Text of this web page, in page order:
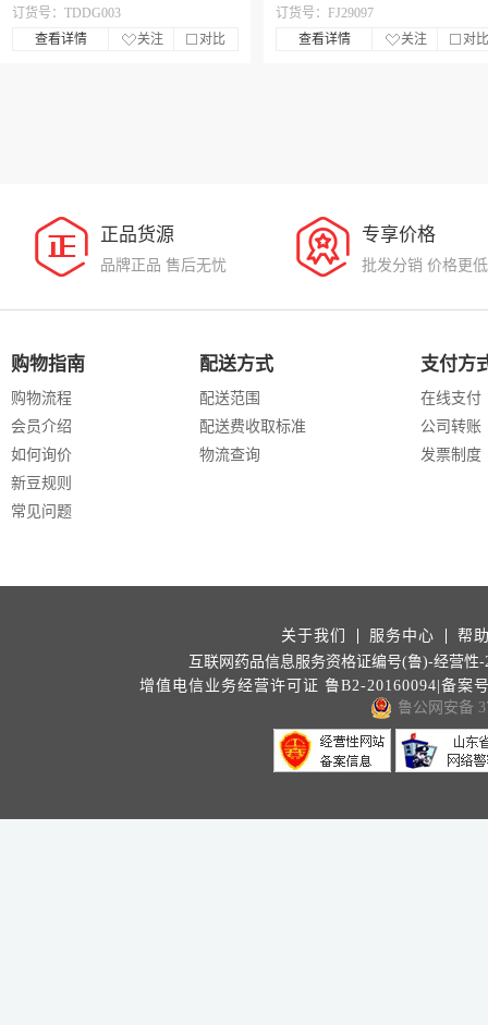
订货号：TDDG003
查看详情
关注 对比
订货号：FJ29097
查看详情
关注 对比
正品货源
品牌正品 售后无忧
专享价格
批发分销 价格更低
购物指南
购物流程
会员介绍
如何询价
新豆规则
常见问题
配送方式
配送范围
配送费收取标准
物流查询
支付方
在线支付
公司转账
发票制度
关于我们 服务中心
帮
互联网药品信息服务资格证编号(鲁)-经营性-
增值电信业务经营许可证 鲁B2-20160094|备案
鲁公网安备